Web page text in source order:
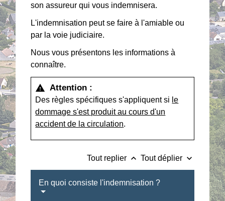
son assureur qui vous indemnisera.
L'indemnisation peut se faire à l'amiable ou
par la voie judiciaire.
Nous vous présentons les informations à
connaître.
warning Attention :
Des règles spécifiques s'appliquent si le
dommage s'est produit au cours d'un
accident de la circulation.
Tout replier keyboard_arrow_up Tout déplier keyboard_arrow_down
En quoi consiste l'indemnisation ?